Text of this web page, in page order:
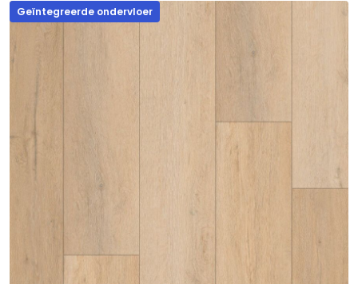
Geïntegreerde ondervloer